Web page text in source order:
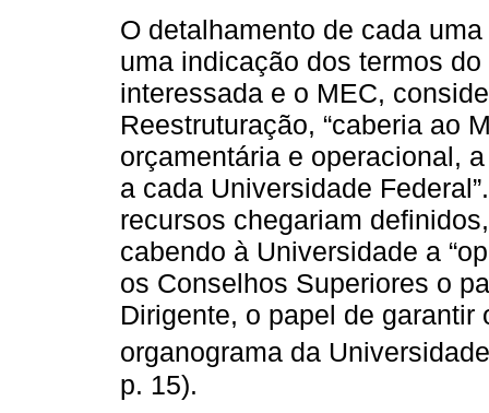
O detalhamento de cada
uma indicação dos termos
interessada e o MEC,
Reestruturação, “caberia ao
orçamentária e operacional,
a cada Universidade
recursos chegariam
cabendo à Universidade a
os Conselhos Superiores o
Dirigente, o papel de
organograma da
p. 15).